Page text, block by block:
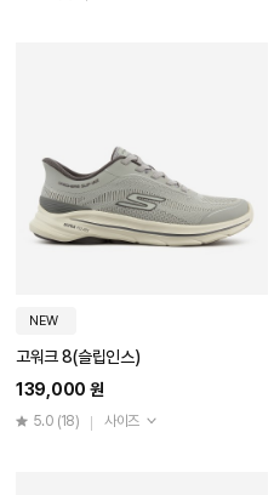
NEW
고워크 8(슬립인스)
139,000 원
5.0 (18) 사이즈